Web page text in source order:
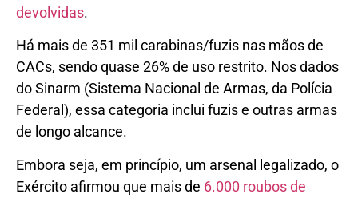
devolvidas.
Há mais de 351 mil carabinas/fuzis nas mãos de
CACs, sendo quase 26% de uso restrito. Nos dados
do Sinarm (Sistema Nacional de Armas, da Polícia
Federal), essa categoria inclui fuzis e outras armas
de longo alcance.
Embora seja, em princípio, um arsenal legalizado, o
Exército afirmou que mais de 6.000 roubos de